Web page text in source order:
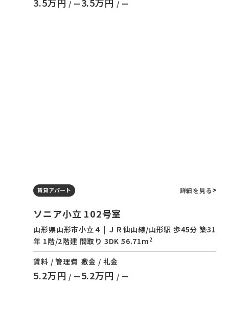
/ ー / ー
賃貸アパート 詳細を見る
ソニア小立 102号室
山形県山形市小立４ | ＪＲ仙山線/山形駅 歩45分 築31
年 1階/2階建 間取り 3DK 56.71m 2
賃料 / 管理費
5.2万円 / ー
敷金 / 礼金
5.2万円 / ー